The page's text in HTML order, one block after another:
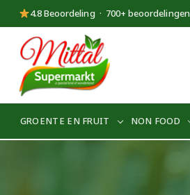
4.8 Beoordeling · 700+ beoordelingen
Supermarkt
Mittal
GROENTE EN FRUIT NON FOOD